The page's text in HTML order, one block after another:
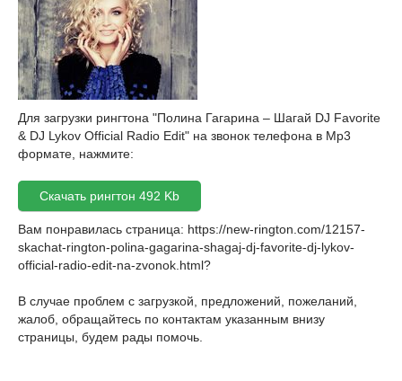
Для загрузки рингтона "Полина Гагарина – Шагай DJ Favorite
& DJ Lykov Official Radio Edit" на звонок телефона в Mp3
формате, нажмите:
Скачать рингтон 492 Kb
Вам понравилась страница: https://new-rington.com/12157-
skachat-rington-polina-gagarina-shagaj-dj-favorite-dj-lykov-
official-radio-edit-na-zvonok.html?
В случае проблем с загрузкой, предложений, пожеланий,
жалоб, обращайтесь по контактам указанным внизу
страницы, будем рады помочь.